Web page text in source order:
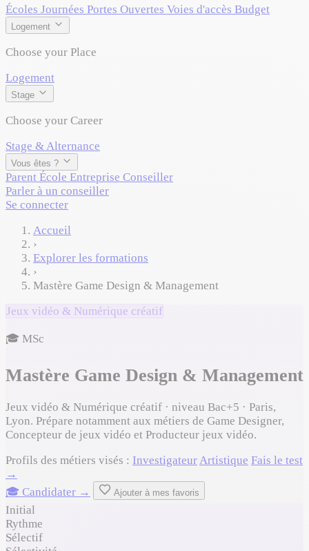
Écoles Journées Portes Ouvertes Voies d'accès Budget
Logement
Choose your Place
Logement
Stage
Choose your Career
Stage & Alternance
Vous êtes ?
Parent École Entreprise Conseiller
Parler à un conseiller
Se connecter
Accueil
›
Explorer les formations
›
Mastère Game Design & Management
Jeux vidéo & Numérique créatif
🎓 MSc
Mastère Game Design & Management
Jeux vidéo & Numérique créatif · niveau Bac+5 · Paris,
Lyon. Prépare notamment aux métiers de Game Designer,
Concepteur de jeux vidéo et Producteur jeux vidéo.
Profils des métiers visés : Investigateur Artistique Fais le test
→
🎓 Candidater →
Ajouter à mes favoris
Initial
Rythme
Sélectif